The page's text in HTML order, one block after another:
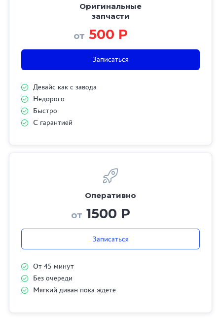
Оригинальные
запчасти
от 500 Р
Записаться
Девайс как с завода
Недорого
Быстро
С гарантией
Оперативно
от 1500 Р
Записаться
От 45 минут
Без очереди
Мягкий диван пока ждете